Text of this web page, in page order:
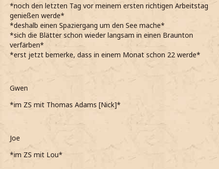
*noch den letzten Tag vor meinem ersten richtigen Arbeitstag
genießen werde*
*deshalb einen Spaziergang um den See mache*
*sich die Blätter schon wieder langsam in einen Braunton
verfärben*
*erst jetzt bemerke, dass in einem Monat schon 22 werde*
Gwen
*im ZS mit Thomas Adams [Nick]*
Joe
*im ZS mit Lou*